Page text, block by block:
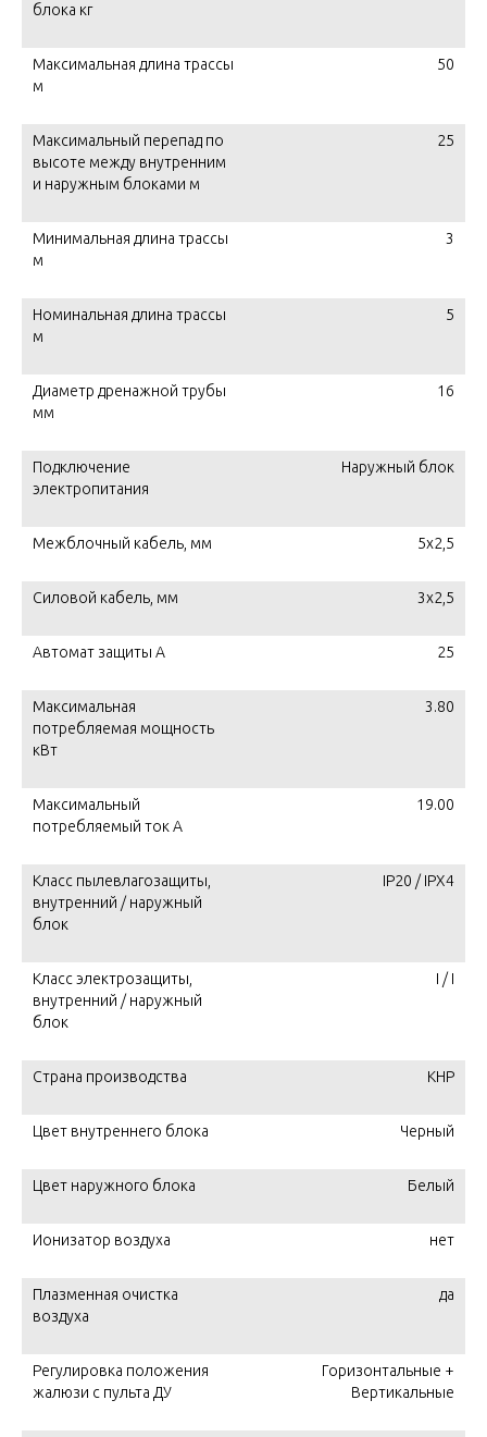
блока кг
Максимальная длина трассы
м
50
Максимальный перепад по
высоте между внутренним
и наружным блоками м
25
Минимальная длина трассы
м
3
Номинальная длина трассы
м
5
Диаметр дренажной трубы
мм
16
Подключение
электропитания
Наружный блок
Межблочный кабель, мм 5x2,5
Силовой кабель, мм 3x2,5
Автомат защиты А 25
Максимальная
потребляемая мощность
кВт
3.80
Максимальный
потребляемый ток А
19.00
Класс пылевлагозащиты,
внутренний / наружный
блок
IP20 / IPX4
Класс электрозащиты,
внутренний / наружный
блок
I / I
Страна производства КНР
Цвет внутреннего блока Черный
Цвет наружного блока Белый
Ионизатор воздуха нет
Плазменная очистка
воздуха
да
Регулировка положения
жалюзи с пульта ДУ
Горизонтальные +
Вертикальные